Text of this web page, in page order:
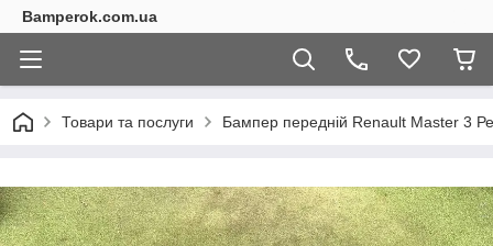
Bamperok.com.ua
Товари та послуги Бампер передній Renault Master 3